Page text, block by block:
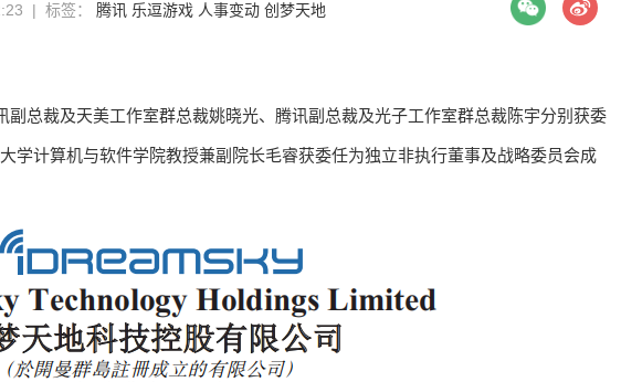
| 标签： 腾讯 乐逗游戏 人事变动 创梦天地
副总裁及天美工作室群总裁姚晓光、腾讯副总裁及光子工作室群总裁陈宇分别获委
学计算机与软件学院教授兼副院长毛睿获委任为独立非执行董事及战略委员会成